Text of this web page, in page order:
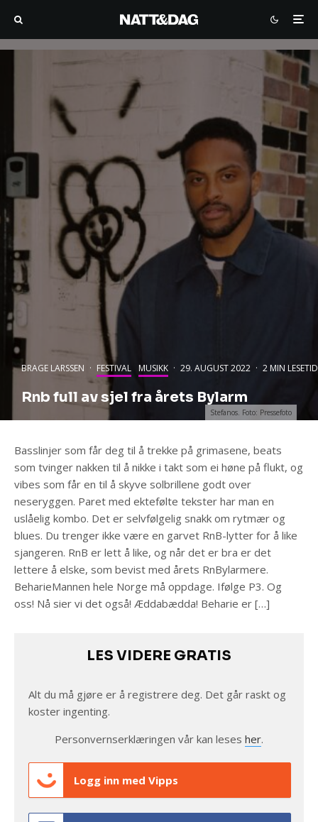
Stefanos. Foto: Pressefoto
BRAGE LARSSEN · FESTIVAL MUSIKK · 29. AUGUST 2022 · 2 MIN LESETID
Rnb full av sjel fra årets Bylarm
Basslinjer som får deg til å trekke på grimasene, beats
som tvinger nakken til å nikke i takt som ei høne på flukt, og
vibes som får en til å skyve solbrillene godt over
neseryggen. Paret med ektefølte tekster har man en
uslåelig kombo. Det er selvfølgelig snakk om rytmær og
blues. Du trenger ikke være en garvet RnB-lytter for å like
sjangeren. RnB er lett å like, og når det er bra er det
lettere å elske, som bevist med årets RnBylarmere.
BeharieMannen hele Norge må oppdage. Ifølge P3. Og
oss! Nå sier vi det også! Æddabædda! Beharie er […]
LES VIDERE GRATIS
Alt du må gjøre er å registrere deg. Det går raskt og
koster ingenting.
Personvernserklæringen vår kan leses her.
Logg inn med Vipps